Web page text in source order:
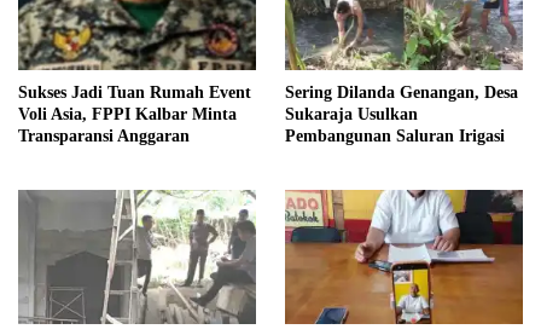
Sukses Jadi Tuan Rumah Event
Voli Asia, FPPI Kalbar Minta
Transparansi Anggaran
Sering Dilanda Genangan, Desa
Sukaraja Usulkan
Pembangunan Saluran Irigasi